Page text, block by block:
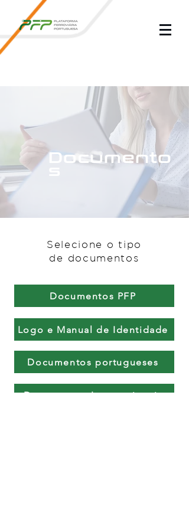
Documento
Selecione o tipo
de documentos
Documentos PFP
Logo e Manual de Identidade
Documentos portugueses
Documentos Internacionais